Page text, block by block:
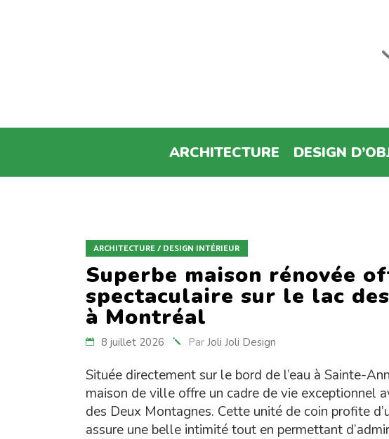
ARCHITECTURE DESIGN
ARCHITECTURE / DESIGN INTÉRIEUR
Superbe maison rénovée
spectaculaire sur le lac
à Montréal
8 juillet 2026 Par Joli Joli Design
Située directement sur le bord de l’eau à Sainte-
maison de ville offre un cadre de vie exceptionnel
des Deux Montagnes. Cette unité de coin profite
assure une belle intimité tout en permettant